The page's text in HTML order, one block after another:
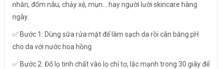
nhăn, đốm nâu, chảy xệ, mụn... hay người lười skincare hàng
ngày.
✅ Bước 1: Dùng sữa rửa mặt để làm sạch da rồi cân bằng pH
cho da với nước hoa hồng
✅ Bước 2: Đổ lọ tinh chất vào lọ chỉ tơ, lắc mạnh trong 30 giây để